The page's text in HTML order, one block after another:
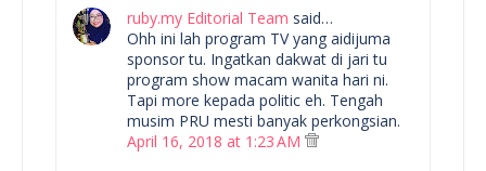
ruby.my Editorial Team said…
Ohh ini lah program TV yang aidijuma
sponsor tu. Ingatkan dakwat di jari tu
program show macam wanita hari ni.
Tapi more kepada politic eh. Tengah
musim PRU mesti banyak perkongsian.
April 16, 2018 at 1:23 AM